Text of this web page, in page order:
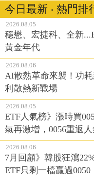
今日最新 ‧ 熱門排
2026.08.05
穩懋、宏捷科、全新
黃金年代
2026.08.06
AI散熱革命來襲！功
利散熱新戰場
2026.08.05
ETF人氣榜》漲時買
氣再激增，0056重返
2026.08.06
7月回顧》韓股狂瀉
ETF只剩一檔贏過0050